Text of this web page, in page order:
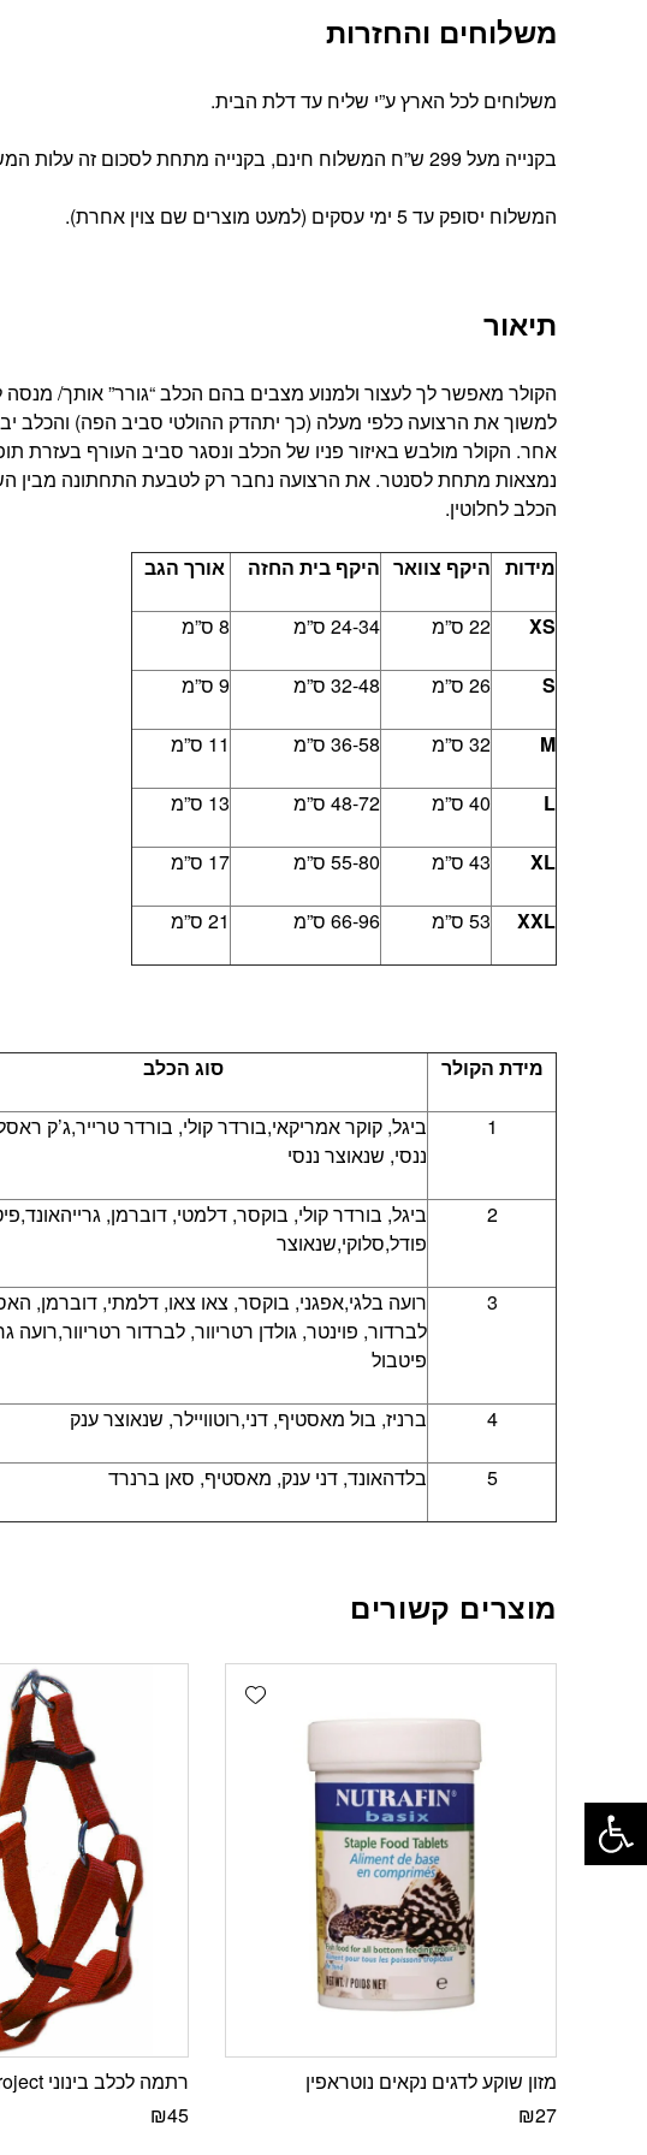
משלוחים והחזרות
משלוחים לכל הארץ ע”י שליח עד דלת הבית.
בקנייה מעל 299 ש”ח המשלוח חינם, בקנייה מתחת לסכום זה עלות המשלוח הינה 39 ש”ח
המשלוח יסופק עד 5 ימי עסקים (למעט מוצרים שם צוין אחרת).
תיאור
הקולר מאפשר לך לעצור ולמנוע מצבים בהם הכלב “גורר” אותך/
למשוך את הרצועה כלפי מעלה (כך יתהדק ההולטי סביב הפה) והכלב
אחר. הקולר מולבש באיזור פניו של הכלב ונסגר סביב העורף בעזרת
נמצאות מתחת לסנטר. את הרצועה נחבר רק לטבעת התחתונה מבין
הכלב לחלוטין.
מידות היקף צוואר היקף בית החזה אורך הגב
XS 22 ס”מ 24-34 ס”מ 8 ס”מ
S 26 ס”מ 32-48 ס”מ 9 ס”מ
M 32 ס”מ 36-58 ס”מ 11 ס”מ
L 40 ס”מ 48-72 ס”מ 13 ס”מ
XL 43 ס”מ 55-80 ס”מ 17 ס”מ
XXL 53 ס”מ 66-96 ס”מ 21 ס”מ
מידת הקולר סוג הכלב
1
ביגל, קוקר אמריקאי,בורדר קולי, בורדר טרייר,ג’ק
ננסי, שנאוצר ננסי
2
ביגל, בורדר קולי, בוקסר, דלמטי, דוברמן,
פודל,סלוקי,שנאוצר
3
רועה בלגי,אפגני, בוקסר, צאו צאו, דלמתי, דוברמן,
לברדור, פוינטר, גולדן רטריוור, לברדור רטריוור,רועה
פיטבול
4 ברניז, בול מאסטיף, דני,רוטוויילר, שנאוצר ענק
5 בלדהאונד, דני ענק, מאסטיף, סאן ברנרד
מוצרים קשורים
Add wishlist
מזון שוקע לדגים נקאים נוטראפין
₪27
רתמה לכלב בינוני Pets Project-אדום
₪45
פתח סרגל נגישות